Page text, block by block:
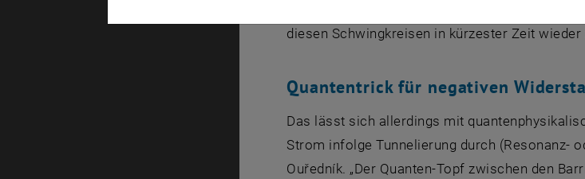
Verlustwiderstand vorstellen kann“, sagt Petr
diesen Schwingkreisen in kürzester Zeit wieder
Quantentrick für negativen
Das lässt sich allerdings mit
Strom infolge Tunnelierung durch (Resonanz-
Ouředník. „Der Quanten-Topf zwischen den